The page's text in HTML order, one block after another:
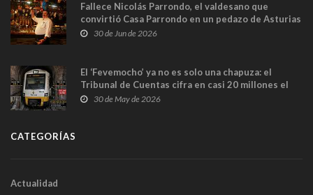
Fallece Nicolás Parrondo, el valdesano que
convirtió Casa Parrondo en un pedazo de Asturias
en Madrid
30 de Jun de 2026
El ‘Fevemocho’ ya no es solo una chapuza: el
Tribunal de Cuentas cifra en casi 20 millones el
sobrecoste de los trenes que no cabían por los
30 de May de 2026
CATEGORÍAS
Actualidad